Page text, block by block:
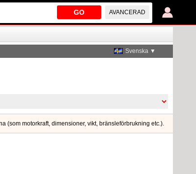
GO AVANCERAD
Svenska ▼
(som motorkraft, dimensioner, vikt, bränsleförbrukning etc.).